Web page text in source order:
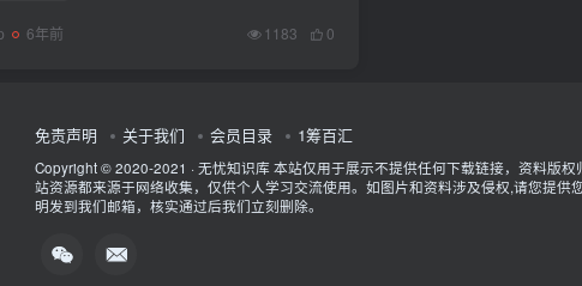
6年前 1183 0
免责声明 关于我们 会员目录 1筹百汇
Copyright © 2020-2021 · 无忧知识库 本站仅用于展示不提供任何下载链接，资料版权
站资源都来源于网络收集，仅供个人学习交流使用。如图片和资料涉及侵权,请您提供
明发到我们邮箱，核实通过后我们立刻删除。